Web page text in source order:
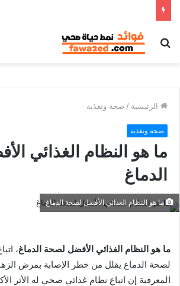
بحث
الرئيسية / صحة وتغذية
صحة وتغذية
ما هو النظام الغذائي
الدماغ
ما هو النظام الغذائي الأفضل لصحة الدماغ
ما هو النظام الغذائي الأفضل لصحة الدماغ،
لصحة الدماغ يقلل من خطر الإصابة بمرض
المعرفية إن اتباع نظام غذائي صحي له الأثر